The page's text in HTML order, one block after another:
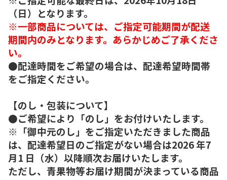
（日）となります。
※一部商品については、ご指定可能期間が配送
期間内のみとなります。あらかじめご了承くださ
い。
●配達時間をご希望の場合は、配達希望時間帯
をご指定ください。
【のし・包装について】
●ご希望により「のし」をお付けいたします。
※「御中元のし」をご指定いただきました商品
は、配達希望日のご指定がない場合は2026 年7
月1 日（水）以降順次お届けいたします。
ただし、青果物等お届け期間が決まっている商品